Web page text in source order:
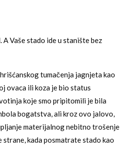
Vaše stado ide u stanište bez
tumačenja jagnjeta kao
ovaca ili koza je bio status
koje smo pripitomili je bila
bogatstva, ali kroz ovo jalovo,
materijalnog nebitno trošenje
strane, kada posmatrate stado kao